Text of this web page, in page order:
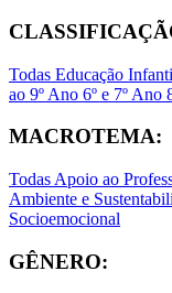
Todas Educação
ao 9º Ano 6º e 7º Ano
MACROTEMA:
Todas Apoio ao
Ambiente e
Socioemocional
GÊNERO: